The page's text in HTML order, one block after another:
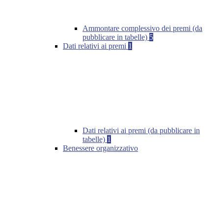
Ammontare complessivo dei premi (da
pubblicare in tabelle) 5
Dati relativi ai premi 1
Dati relativi ai premi (da pubblicare in
tabelle) 1
Benessere organizzativo